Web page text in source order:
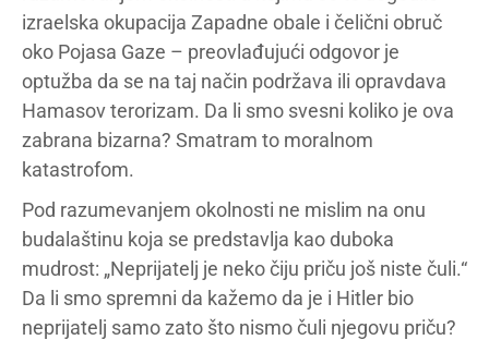
izraelska okupacija Zapadne obale i čelični obruč
oko Pojasa Gaze – preovlađujući odgovor je
optužba da se na taj način podržava ili opravdava
Hamasov terorizam. Da li smo svesni koliko je ova
zabrana bizarna? Smatram to moralnom
katastrofom.
Pod razumevanjem okolnosti ne mislim na onu
budalaštinu koja se predstavlja kao duboka
mudrost: „Neprijatelj je neko čiju priču još niste čuli.“
Da li smo spremni da kažemo da je i Hitler bio
neprijatelj samo zato što nismo čuli njegovu priču?